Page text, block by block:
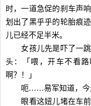
时，一道急促的刹车声
划出了黑乎乎的轮胎痕
儿已经不足半米。
女孩儿先是吓了一跳
头：「喂，开车不看
啊？！」
呃……易军知道，今天
眼看这妞儿堵在车前